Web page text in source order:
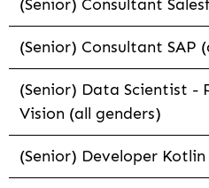
(Senior) Consultant
(Senior) Consultant SAP
(Senior) Data Scientist -
Vision (all genders)
(Senior) Developer